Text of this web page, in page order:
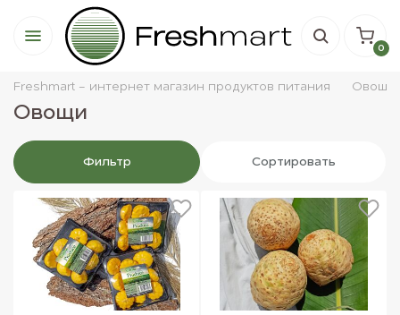
0
Freshmart - интернет магазин продуктов питания Овощи
Овощи
Фильтр Сортировать